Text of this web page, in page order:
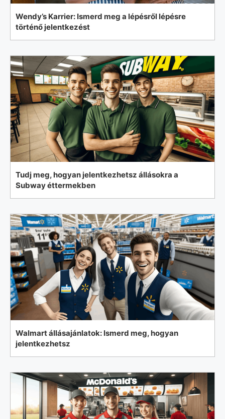
Wendy’s Karrier: Ismerd meg a lépésről lépésre
történő jelentkezést
Tudj meg, hogyan jelentkezhetsz állásokra a
Subway éttermekben
Walmart állásajánlatok: Ismerd meg, hogyan
jelentkezhetsz